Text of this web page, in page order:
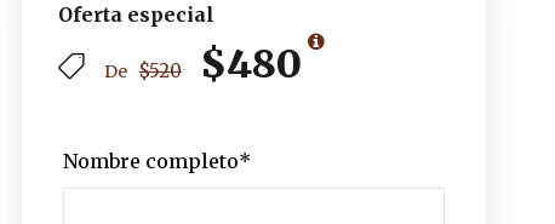
Oferta especial
De $520 $480
Nombre completo*